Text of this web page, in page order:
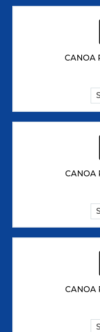
CANOA
CANOA
CANOA